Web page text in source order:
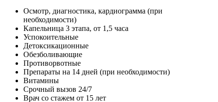
Осмотр, диагностика, кардиограмма (при
необходимости)
Капельница 3 этапа, от 1,5 часа
Успокоительные
Детоксикационные
Обезболивающие
Противорвотные
Препараты на 14 дней (при необходимости)
Витамины
Срочный вызов 24/7
Врач со стажем от 15 лет